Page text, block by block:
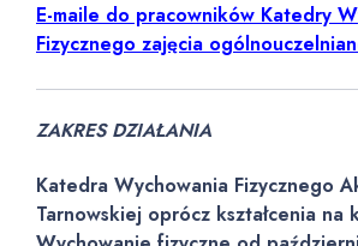
E-maile do pracowników Katedry
Fizycznego zajęcia
ZAKRES DZIAŁANIA
Katedra Wychowania Fizycznego
Tarnowskiej oprócz kształcenia na